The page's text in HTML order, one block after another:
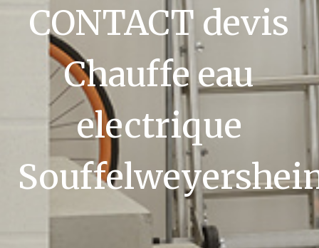
CONTACT devis
Chauffe eau
electrique